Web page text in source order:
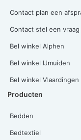
Contact plan een
Contact stel een vraag
Bel winkel Alphen
Bel winkel IJmuiden
Bel winkel Vlaardingen
Producten
Bedden
Bedtextiel